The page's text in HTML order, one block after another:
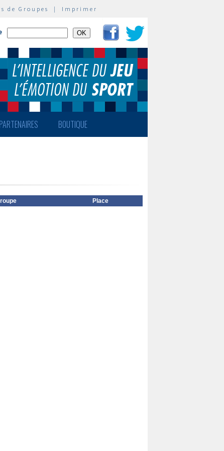
de Groupes | Imprimer
PARTENAIRES BOUTIQUE
Place